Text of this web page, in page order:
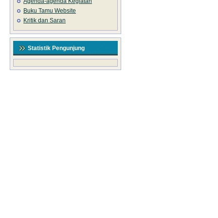
Buku Tamu Website
Kritik dan Saran
Statistik Pengunjung